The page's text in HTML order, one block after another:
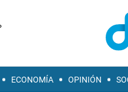
ECONOMÍA OPINIÓN